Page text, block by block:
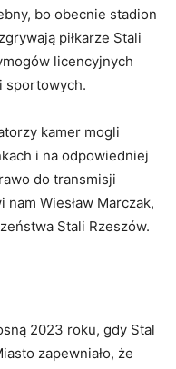
bo obecnie stadion
piłkarze Stali
licencyjnych
sportowych.
kamer mogli
i na odpowiedniej
do transmisji
nam Wiesław Marczak,
Stali Rzeszów.
2023 roku, gdy Stal
zapewniało, że